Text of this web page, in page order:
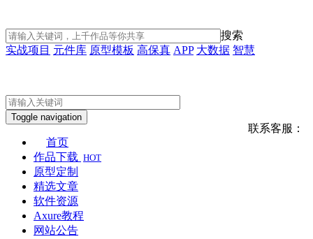
搜索
实战项目 元件库 原型模板 高保真 APP 大数据 智慧
联系客服：
Toggle navigation
首页
作品下载 HOT
原型定制
精选文章
软件资源
Axure教程
网站公告